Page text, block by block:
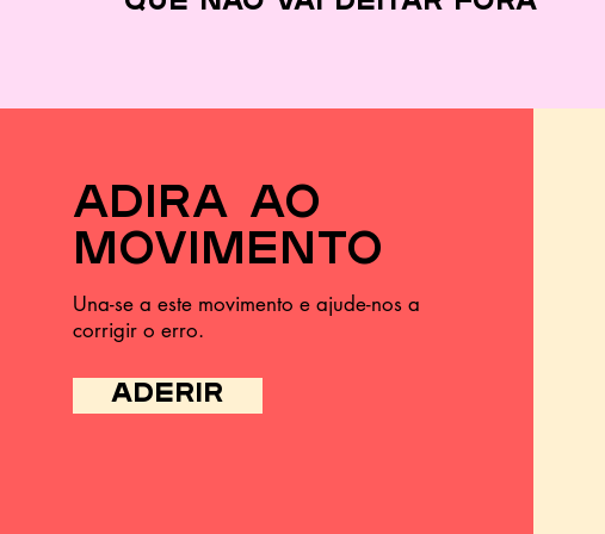
adira ao
movimento
Una-se a este movimento e ajude-nos a
corrigir o erro.
ADERIR